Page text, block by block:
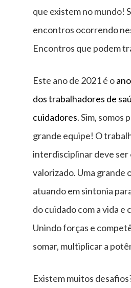
que existem no mundo!
encontros ocorrendo
Encontros que podem
Este ano de 2021 é o
dos trabalhadores de
cuidadores. Sim, somos
grande equipe! O
interdisciplinar deve ser
valorizado. Uma grande
atuando em sintonia
do cuidado com a vida e
Unindo forças e
somar, multiplicar a
Existem muitos